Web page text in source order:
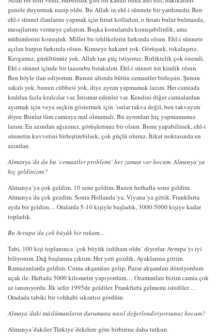
genele duyurmak nasip oldu. Bu Allah´ın ehl-i sünnete bir yardımıdır. Ben
ehl-i sünnet ilanlarını yapmak için fırsat kolladım, o firsatı bulur bulmazda,
mesajlarımı vermeye çalıştım. Başka konularıda konuşabilirdik, ama
mühimlerini konuştuk. Millet bu tehlikelerin farkında olsun. Ehl-i sünnete
açılan harpın farkında olsun. Kimseye hakaret yok. Görüşsek, tokalaşırız.
Kavgamız, gürültümüz yok. Allah´tan güç istiyoruz. Birliktelik çok önemli.
Ehl-i sünnet içinde bir taassubu bırakalım. Ehl-i sünnet üst kimlik olsun.
Ben böyle ilan ediyorum. Bunun altında bütün cemaatler birleşsin. Şunun
sakalı yok, bunun cübbesi yok, diye ayrım yapmamak lazım. Her camiada
kraldan fazla kralcılar var. İstismar edenler var. Kendini diğer camialardan
ayırmak için veya seçkin göstermek için ´onlar takva değil, ben takvayım´
diyor. Bunlar tüm camiaya mal olmamalı. Bu ayrımları hiç yapmamamız
lazım. En azından ağızımız, görüşlerimiz bir olsun. Bunu yapabilirsek, ehl-i
sünnetin kuvvetini birleştirebilsek, çok güçlü oluruz. İtikat noktasında en
azından.
Almanya´da da bu ´cemaatler problemi´ her zaman var hocam. Almanya´ya
hiç geldinizmi?
Almanya´ya çok geldim. 10 sene geldim. Bazen herhafta sonu geldim.
Almanya´da çok gezdim. Sonra Hollanda´ya, Viyana´ya gittik. Frankfurta
ayda bir geldim… Oralarda 5-10 kişiyle başladık, 3000-5000 kişiye kadar
topladık.
Bu Avrupa´da çok büyük bir rakam…
Tabi, 100 kişi toplanınca ´çok büyük izdiham oldu´ diyorlar. Avrupa´yı iyi
biliyorum. Dağ başlarına çıktım. Her yeri gezdik. Ayaklarına gittim.
Ramazanlarda geldim. Cuma akşamları gelip, Pazar akşamları dönüyordum
uçak ile. Haftada 5000 kilometre yapıyordum… Ozamanları bizim camia çok
az tanınıyordu. İlk sefer 1995de geldiler. Frankfurta gelmemi istediler…
Oradada tabiki bir vehhabi sıkıntısı gördüm.
Almaya´daki müslümanların durumunu nasıl değerlendiriyorsunuz hocam?
Almanya´dakiler Türkiye´dekilere göre birbirine daha tutkun.